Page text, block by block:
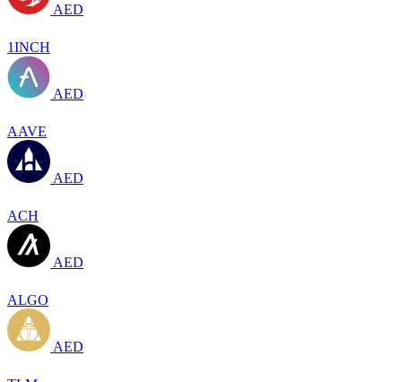
AED
1INCH
AED
AAVE
AED
ACH
AED
ALGO
AED